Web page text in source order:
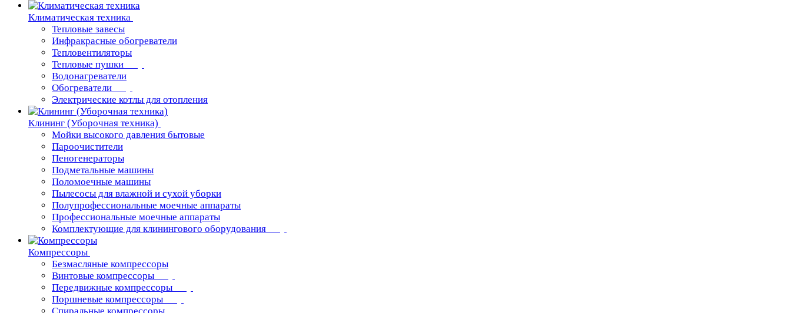
Климатическая техника
Тепловые завесы
Инфракрасные обогреватели
Тепловентиляторы
Тепловые пушки
Водонагреватели
Обогреватели
Электрические котлы для отопления
Клининг (Уборочная техника)
Мойки высокого давления бытовые
Пароочистители
Пеногенераторы
Подметальные машины
Поломоечные машины
Пылесосы для влажной и сухой уборки
Полупрофессиональные моечные аппараты
Профессиональные моечные аппараты
Комплектующие для клинингового оборудования
Компрессоры
Безмасляные компрессоры
Винтовые компрессоры
Передвижные компрессоры
Поршневые компрессоры